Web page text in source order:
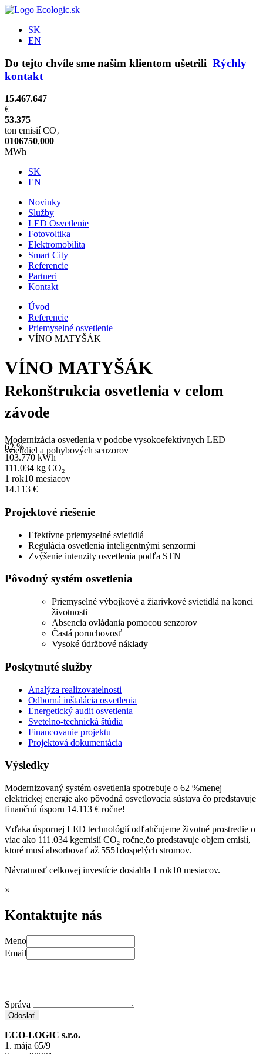
SK
EN
Do tejto chvíle sme našim klientom ušetrili Rýchly
kontakt
15.467.647
€
53.375
ton emisií CO₂
0106750,000
MWh
SK
EN
Novinky
Služby
LED Osvetlenie
Fotovoltika
Elektromobilita
Smart City
Referencie
Partneri
Kontakt
Úvod
Referencie
Priemyselné osvetlenie
VÍNO MATYŠÁK
VÍNO MATYŠÁK
Rekonštrukcia osvetlenia v celom
závode
Modernizácia osvetlenia v podobe vysokoefektívnych LED
svietidiel a pohybových senzorov
62 %
103.770 kWh
111.034 kg CO₂
1 rok10 mesiacov
14.113 €
Projektové riešenie
Efektívne priemyselné svietidlá
Regulácia osvetlenia inteligentnými senzormi
Zvýšenie intenzity osvetlenia podľa STN
Pôvodný systém osvetlenia
Priemyselné výbojkové a žiarivkové svietidlá na konci
životnosti
Absencia ovládania pomocou senzorov
Častá poruchovosť
Vysoké údržbové náklady
Poskytnuté služby
Analýza realizovatelnosti
Odborná inštalácia osvetlenia
Energetický audit osvetlenia
Svetelno-technická štúdia
Financovanie projektu
Projektová dokumentácia
Výsledky
Modernizovaný systém osvetlenia spotrebuje o 62 %menej
elektrickej energie ako pôvodná osvetlovacia sústava čo predstavuje
finančnú úsporu 14.113 € ročne!
Vďaka úspornej LED technológií odľahčujeme životné prostredie o
viac ako 111.034 kgemisií CO₂ ročne,čo predstavuje objem emisií,
ktoré musí absorbovať až 5551dospelých stromov.
Návratnosť celkovej investície dosiahla 1 rok10 mesiacov.
×
Kontaktujte nás
Meno
Email
Správa
Odoslať
ECO-LOGIC s.r.o.
1. mája 65/9